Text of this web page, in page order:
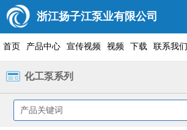
浙江扬子江泵业有限公司
首页 产品中心 宣传视频 视频 下载 联系我们
化工泵系列